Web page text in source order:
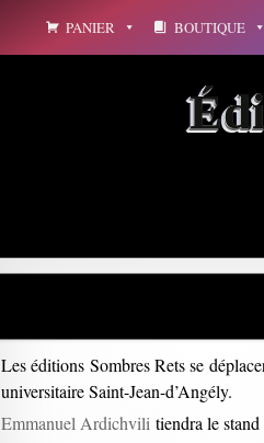
PANIER BOUTIQUE
Les éditions Sombres Rets se
universitaire Saint-Jean-d’Angély.
Emmanuel Ardichvili tiendra le